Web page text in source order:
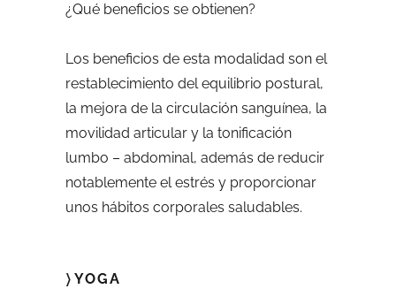
¿Qué beneficios se obtienen?
Los beneficios de esta modalidad son el
restablecimiento del equilibrio postural,
la mejora de la circulación sanguínea, la
movilidad articular y la tonificación
lumbo – abdominal, además de reducir
notablemente el estrés y proporcionar
unos hábitos corporales saludables.
〉YOGA